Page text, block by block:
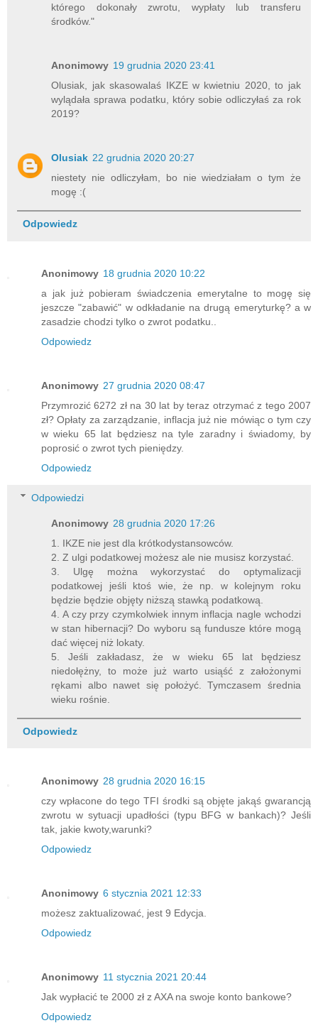
którego dokonały zwrotu, wypłaty lub transferu
środków."
Anonimowy 19 grudnia 2020 23:41
Olusiak, jak skasowalaś IKZE w kwietniu 2020, to jak
wylądała sprawa podatku, który sobie odliczyłaś za rok
2019?
Olusiak 22 grudnia 2020 20:27
niestety nie odliczyłam, bo nie wiedziałam o tym że
mogę :(
Odpowiedz
Anonimowy 18 grudnia 2020 10:22
a jak już pobieram świadczenia emerytalne to mogę się
jeszcze "zabawić" w odkładanie na drugą emeryturkę? a w
zasadzie chodzi tylko o zwrot podatku..
Odpowiedz
Anonimowy 27 grudnia 2020 08:47
Przymrozić 6272 zł na 30 lat by teraz otrzymać z tego 2007
zł? Opłaty za zarządzanie, inflacja już nie mówiąc o tym czy
w wieku 65 lat będziesz na tyle zaradny i świadomy, by
poprosić o zwrot tych pieniędzy.
Odpowiedz
Odpowiedzi
Anonimowy 28 grudnia 2020 17:26
1. IKZE nie jest dla krótkodystansowców.
2. Z ulgi podatkowej możesz ale nie musisz korzystać.
3. Ulgę można wykorzystać do optymalizacji
podatkowej jeśli ktoś wie, że np. w kolejnym roku
będzie będzie objęty niższą stawką podatkową.
4. A czy przy czymkolwiek innym inflacja nagle wchodzi
w stan hibernacji? Do wyboru są fundusze które mogą
dać więcej niż lokaty.
5. Jeśli zakładasz, że w wieku 65 lat będziesz
niedołężny, to może już warto usiąść z założonymi
rękami albo nawet się położyć. Tymczasem średnia
wieku rośnie.
Odpowiedz
Anonimowy 28 grudnia 2020 16:15
czy wpłacone do tego TFI środki są objęte jakąś gwarancją
zwrotu w sytuacji upadłości (typu BFG w bankach)? Jeśli
tak, jakie kwoty,warunki?
Odpowiedz
Anonimowy 6 stycznia 2021 12:33
możesz zaktualizować, jest 9 Edycja.
Odpowiedz
Anonimowy 11 stycznia 2021 20:44
Jak wypłacić te 2000 zł z AXA na swoje konto bankowe?
Odpowiedz